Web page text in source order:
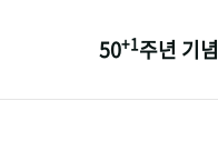
50+1주년 기념